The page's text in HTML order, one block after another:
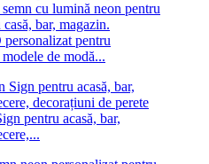
pentru
de modă...
pentru acasă, bar,